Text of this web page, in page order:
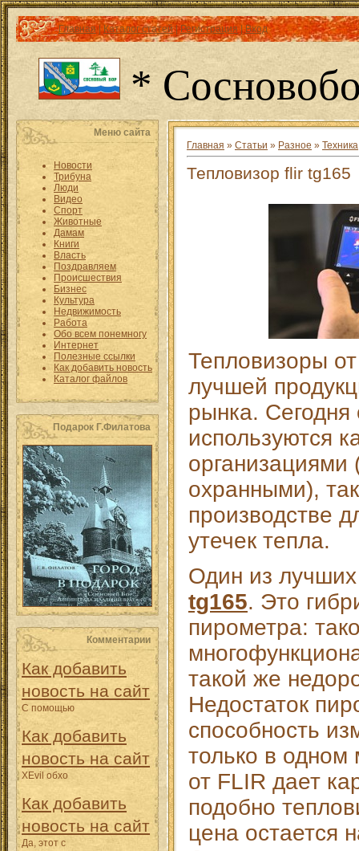
Главная|Каталог статей|Регистрация |Вход
*
Меню сайта
Новости
Трибуна
Люди
Видео
Спорт
Животные
Дамам
Книги
Власть
Поздравляем
Происшествия
Бизнес
Культура
Недвижимость
Работа
Обо всем понемногу
Интернет
Полезные ссылки
Как добавить новость
Каталог файлов
Подарок Г.Филатова
Комментарии
Как добавить
новость на сайт
С помощью
Как добавить
новость на сайт
XEvil обхо
Как добавить
новость на сайт
Да, этот с
Главная » Статьи » Разное » Техника
Тепловизор flir tg165
Тепловизоры
лучшей
рынка.
используются
охранными),
производстве
утечек тепла.
Один из
tg165. Это
пирометра:
такой же
Недостаток
способность
только в
от FLIR дает
подобно
цена остается